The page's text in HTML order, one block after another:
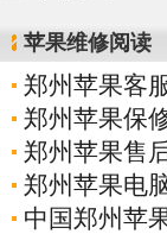
苹果维修阅读
郑州苹果客
郑州苹果保
郑州苹果售
郑州苹果电
中国郑州苹